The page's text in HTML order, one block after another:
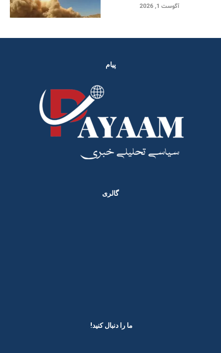
آگوست 1, 2026
پیام
گالری
ما را دنبال کنید! ​